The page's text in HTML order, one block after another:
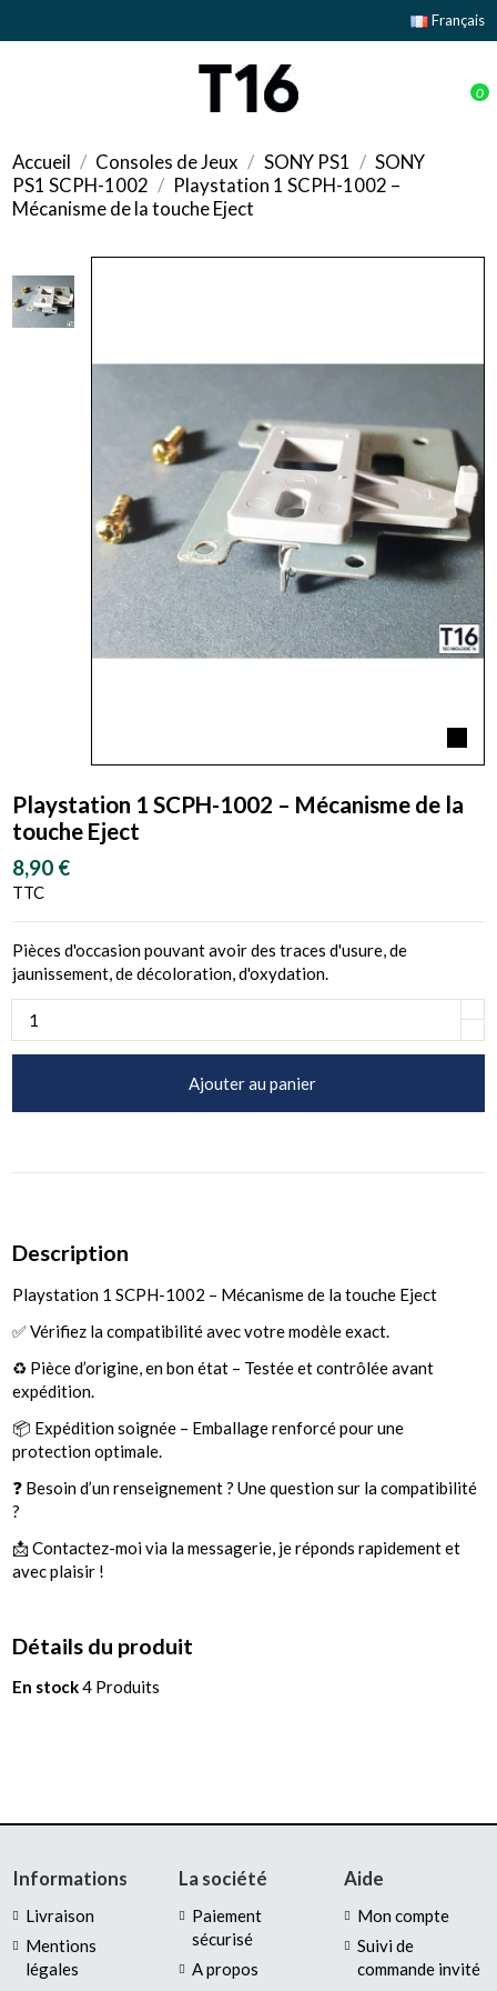
Français
0
Accueil Consoles de Jeux SONY PS1
SONY
PS1 SCPH-1002
Playstation 1 SCPH-1002 –
Mécanisme de la touche Eject
Playstation 1 SCPH-1002 – Mécanisme de la
touche Eject
8,90 €
TTC
Pièces d'occasion pouvant avoir des traces d'usure, de
jaunissement, de décoloration, d'oxydation.
Ajouter au panier
Description
Playstation 1 SCPH-1002 – Mécanisme de la touche Eject
✅ Vérifiez la compatibilité avec votre modèle exact.
♻️ Pièce d’origine, en bon état – Testée et contrôlée avant
expédition.
📦 Expédition soignée – Emballage renforcé pour une
protection optimale.
❓ Besoin d’un renseignement ? Une question sur la compatibilité
?
📩 Contactez-moi via la messagerie, je réponds rapidement et
avec plaisir !
Détails du produit
En stock4 Produits
Informations
Livraison
Mentions
légales
La société
Paiement
sécurisé
A propos
Aide
Mon compte
Suivi de
commande invité